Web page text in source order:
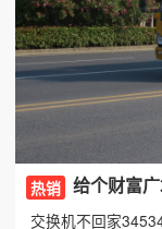
热销 给个财富
交换机不回家